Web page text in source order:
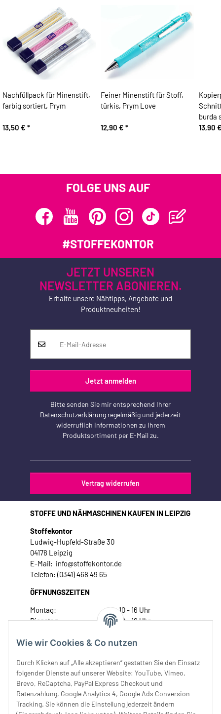
Wie wir Cookies & Co nutzen
Durch Klicken auf „Alle akzeptieren“ gestatten Sie den Einsatz
folgender Dienste auf unserer Website: YouTube, Vimeo,
Brevo, ReCaptcha, PayPal Express Checkout und
Ratenzahlung, Google Analytics 4, Google Ads Conversion
Tracking. Sie können die Einstellung jederzeit ändern
Nachfüllpack für Minenstift,
farbig sortiert, Prym
13,50 € *
Feiner Minenstift für Stoff,
türkis, Prym Love
12,90 € *
burda
13,90
FOLGE UNS AUF
#STOFFEKONTOR
JETZT UNSEREN
NEWSLETTER ABONIEREN.
Erhalte unsere Nähtipps, Angebote und
Produktneuheiten!
Jetzt anmelden
Bitte senden Sie mir entsprechend Ihrer
Datenschutzerklärung regelmäßig und jederzeit
widerruflich Informationen zu Ihrem
Produktsortiment per E-Mail zu.
Vertrag widerrufen
STOFFE UND NÄHMASCHINEN KAUFEN IN LEIPZIG
Stoffekontor
Ludwig-Hupfeld-Straße 30
04178 Leipzig
E-Mail: info@stoffekontor.de
Telefon: (0341) 468 49 65
ÖFFNUNGSZEITEN
Montag:
10 - 16 Uhr
Dienstag:
10 - 16 Uhr
Donnerstag:
10 - 18 Uhr
Samstag:
10 - 14 Uhr
Unser Service
Rechtliches